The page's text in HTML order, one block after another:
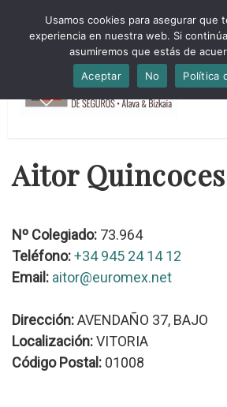
HORARIO INVIERNO Lun-Jue 09:00-16:30 Vier
administracion@cmsab.eus 94.442.43.43
688.889.170
Aitor
Nº Colegiado: 73.964
Teléfono:+34 945 24 14 12
Email: aitor@euromex.net
Dirección:AVENDAÑO 37, BAJO
Localización:VITORIA
Código Postal: 01008
Usamos cookies para asegurar que
experiencia en nuestra web. Si
asumiremos que estás de
Aceptar
No Política